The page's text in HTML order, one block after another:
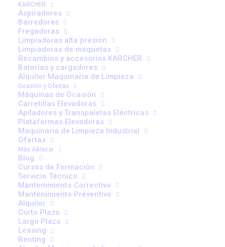
KARCHER
Aspiradores
Barredoras
Fregadoras
Limpiadoras alta presión
Limpiadoras de moquetas
Recambios y accesorios KARCHER
Baterías y cargadores
Alquiler Maquinaria de Limpieza
Ocasión y Ofertas
Máquinas de Ocasión
Carretillas Elevadoras
Apiladores y Transpaletas Eléctricas
Plataformas Elevadoras
Maquinaria de Limpieza Industrial
Ofertas
Más Ablacar
Blog
Cursos de Formación
Servicio Técnico
Mantenimiento Correctivo
Mantenimiento Preventivo
Alquiler
Corto Plazo
Largo Plazo
Leasing
Renting
B300 48V | Carretillas eléctricas de 3
ruedas